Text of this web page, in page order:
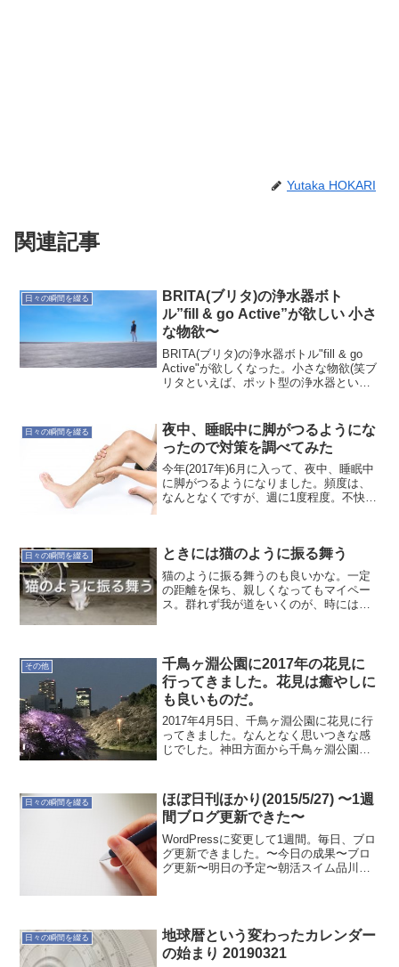
Yutaka HOKARI
関連記事
日々の瞬間を綴る
BRITA(ブリタ)の浄水器ボト
ル”fill & go Active”が欲しい 小さ
な物欲〜
BRITA(ブリタ)の浄水器ボトル"fill & go
Active"が欲しくなった。小さな物欲(笑ブ
リタといえば、ポット型の浄水器という
むときは魔法瓶からコップに...
日々の瞬間を綴る
夜中、睡眠中に脚がつるようにな
ったので対策を調べてみた
今年(2017年)6月に入って、夜中、睡眠中
に脚がつるようになりました。頻度は、
なんとなくですが、週に1度程度。不快な
ミネラル不足...
日々の瞬間を綴る ときには猫のように振る舞う
猫のように振る舞うのも良いかな。一定
の距離を保ち、親しくなってもマイペー
ス。群れず我が道をいくのが、時には理
その他
千鳥ヶ淵公園に2017年の花見に
行ってきました。花見は癒やしに
も良いものだ。
2017年4月5日、千鳥ヶ淵公園に花見に行
ってきました。なんとなく思いつきな感
じでした。神田方面から千鳥ヶ淵公園
ので歩きを選択しました。皇居周りの桜
を観つつ歩いて千鳥ヶ...
日々の瞬間を綴る
ほぼ日刊ほかり(2015/5/27) 〜1週
間ブログ更新できた〜
WordPressに変更して1週間。毎日、ブロ
グ更新できました。〜今日の成果〜ブロ
グ更新〜明日の予定〜朝活スイム品川ラ
日々の瞬間を綴る
地球暦という変わったカレンダー
の始まり 20190321